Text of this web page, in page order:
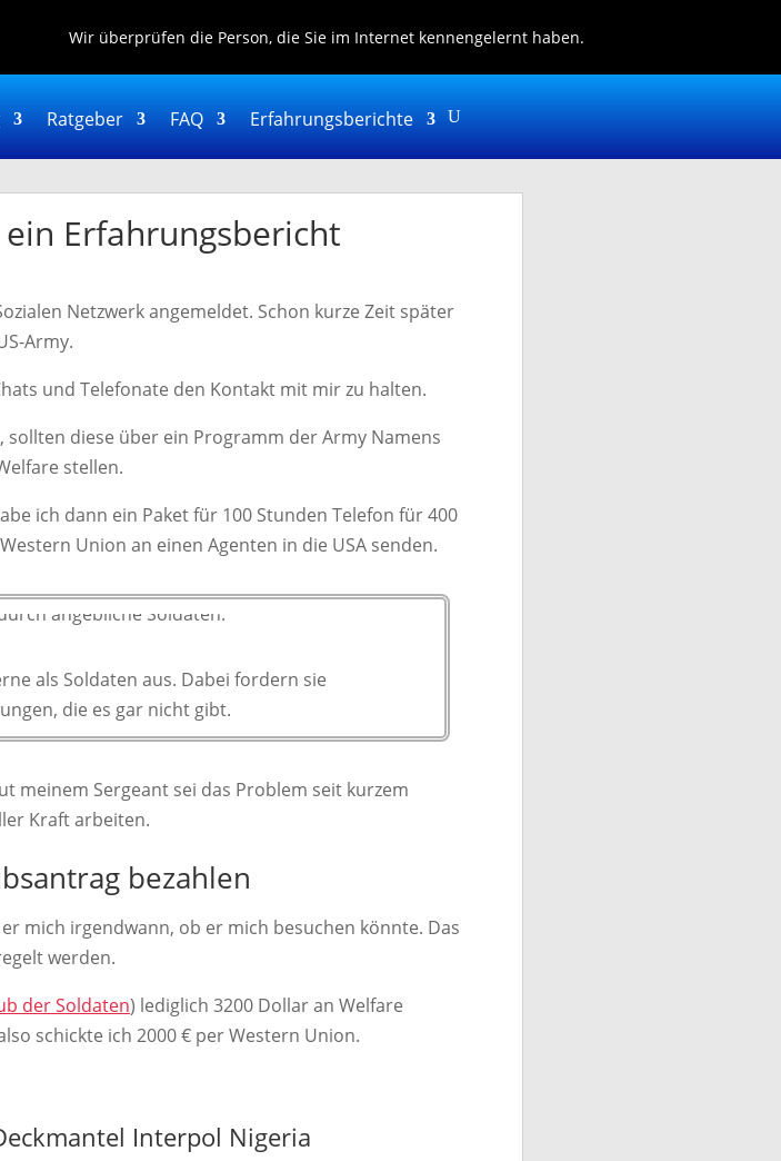
Wir überprüfen die Person, die Sie im Internet kennengelernt haben.
Ratgeber FAQ Erfahrungsberichte
Erfahrungsbericht
Netzwerk angemeldet. Schon kurze Zeit später
Army.
und Telefonate den Kontakt mit mir zu halten.
diese über ein Programm der Army Namens
stellen.
ich dann ein Paket für 100 Stunden Telefon für 400
Union an einen Agenten in die USA senden.
als Soldaten aus. Dabei fordern sie
die es gar nicht gibt.
meinem Sergeant sei das Problem seit kurzem
Kraft arbeiten.
bezahlen
mich irgendwann, ob er mich besuchen könnte. Das
werden.
der Soldaten) lediglich 3200 Dollar an Welfare
schickte ich 2000 € per Western Union.
Interpol Nigeria